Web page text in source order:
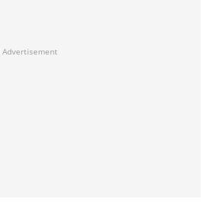
Advertisement